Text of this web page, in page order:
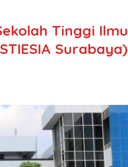
Tinggi Ilmu
Surabaya)